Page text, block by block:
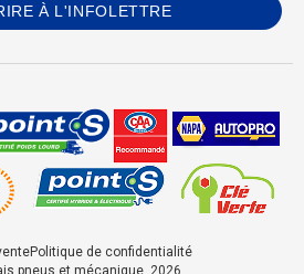
À L'INFOLETTRE
pneus et mécanique, 2026.
Politique de confidentialité